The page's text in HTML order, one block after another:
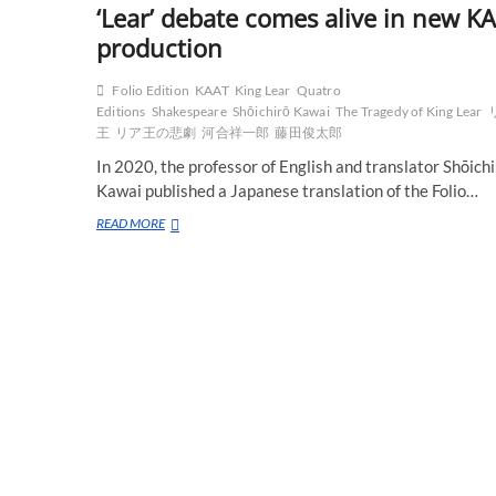
‘Lear’ debate comes alive in new
production
Folio Edition KAAT King Lear Quatro
Editions Shakespeare Shōichirō Kawai The Tragedy of King Lear
王 リア王の悲劇 河合祥一郎 藤田俊太郎
In 2020, the professor of English and translator
Kawai published a Japanese translation of the Folio…
READ MORE‘Lear’